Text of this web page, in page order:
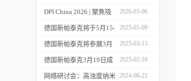
大会
测？德国新帕泰克邀您共
赴CIBF2026
DPI China 2026 | 聚焦吸
入制剂前沿，共探技术创
新之路
2026-03-06
德国新帕泰克将于5月15-
17日参加深圳CIBF电池
展
2025-05-09
德国新帕泰克将参展3月
20-21日成都CPI制药工业
大会
2025-03-13
德国新帕泰克3月19日成
都粒度与粒形分析研讨会
2025-02-18
网络研讨会：高浊度纳米 2024-08-21